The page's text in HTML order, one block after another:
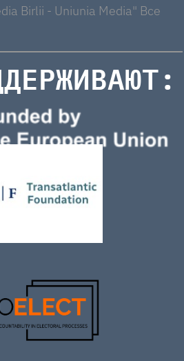
Birlii - Uniunia Media" Все